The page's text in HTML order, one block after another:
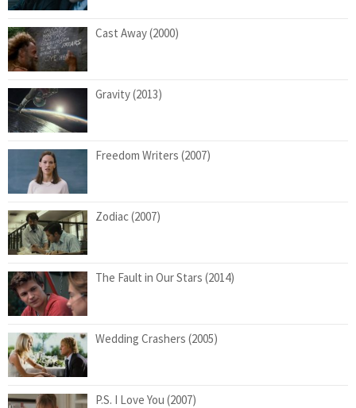
Cast Away (2000)
Gravity (2013)
Freedom Writers (2007)
Zodiac (2007)
The Fault in Our Stars (2014)
Wedding Crashers (2005)
P.S. I Love You (2007)